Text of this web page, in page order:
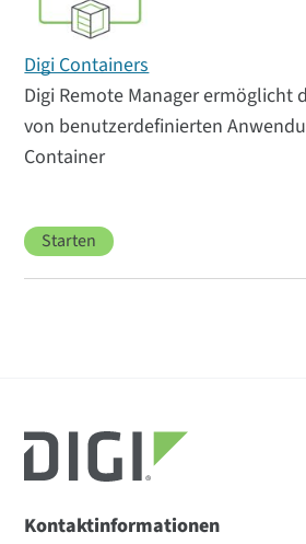
Digi Containers
Digi Remote Manager ermöglicht
von benutzerdefinierten
Container
Starten
Kontaktinformationen